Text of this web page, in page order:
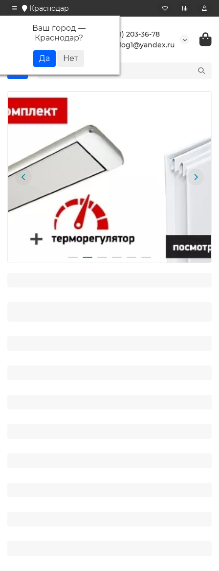
Краснодар
Ваш город —
Краснодар?
+7 (861) 203-36-78
buranlog1@yandex.ru